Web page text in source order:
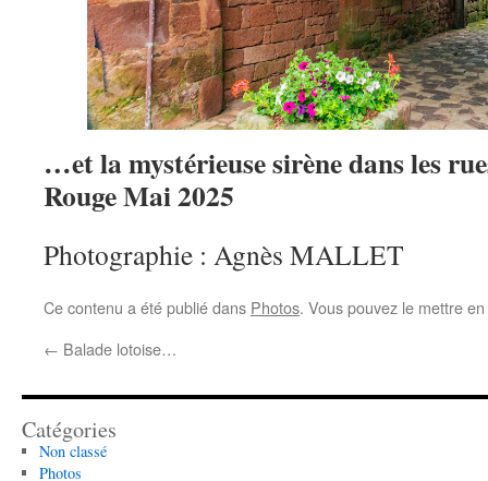
…et la mystérieuse sirène dans les
Rouge Mai 2025
Photographie : Agnès MALLET
Ce contenu a été publié dans Photos. Vous pouvez le mettre
← Balade lotoise…
Catégories
Non classé
Photos